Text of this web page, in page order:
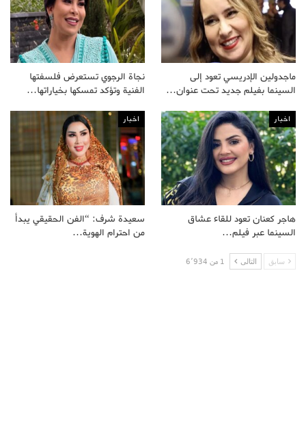
ماجدولين الإدريسي تعود إلى
السينما بفيلم جديد تحت عنوان…
نجاة الرجوي تستعرض فلسفتها
الفنية وتؤكد تمسكها بخياراتها…
اخبار
هاجر كعنان تعود للقاء عشاق
السينما عبر فيلم…
اخبار
سعيدة شرف: “الفن الحقيقي يبدأ
من احترام الهوية…
سابق التالى 1 من 6٬934